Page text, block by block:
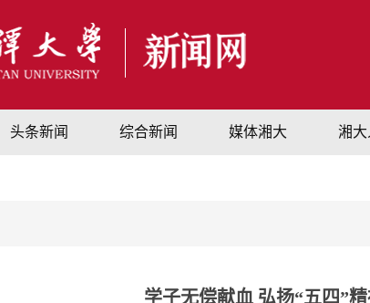
头条新闻 综合新闻 媒体湘大 湘
学子无偿献血 弘扬“五四”